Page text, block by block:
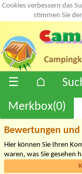
Cookies verbessern das
stimmen Sie
☰ ⌂
Merkbox(0)
Bewertungen
Hier können Sie Ihren
waren, was Sie gesehen